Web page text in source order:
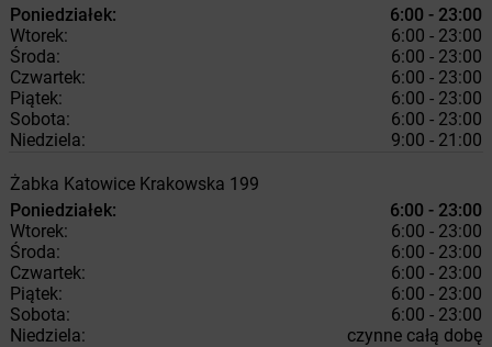
Poniedziałek:
6:00 - 23:00
Wtorek:
6:00 - 23:00
Środa:
6:00 - 23:00
Czwartek:
6:00 - 23:00
Piątek:
6:00 - 23:00
Sobota:
6:00 - 23:00
Niedziela:
9:00 - 21:00
Żabka Katowice Krakowska 199
Poniedziałek:
6:00 - 23:00
Wtorek:
6:00 - 23:00
Środa:
6:00 - 23:00
Czwartek:
6:00 - 23:00
Piątek:
6:00 - 23:00
Sobota:
6:00 - 23:00
Niedziela:
czynne całą dobę